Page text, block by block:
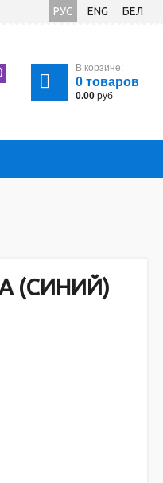
РУС ENG БЕЛ
В корзине:
0 товаров
0.00 руб
(СИНИЙ)